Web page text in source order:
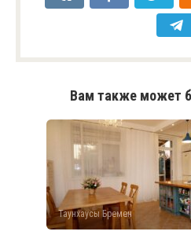
Вам также может
Таунхаусы Бремен